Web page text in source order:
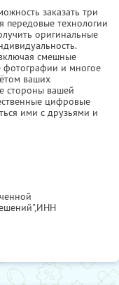
заказать три
передовые технологии
оригинальные
смешные
и многое
ваших
стороны вашей
цифровые
ими с друзьями и
ИНН